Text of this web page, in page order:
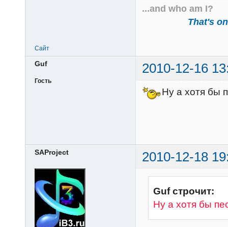
...and who am I?
That's
Сайт
Guf 2010-12-16
Гость
Ну а хотя бы
SAProject 2010-12-18
Guf строчит:
Ну а хотя бы